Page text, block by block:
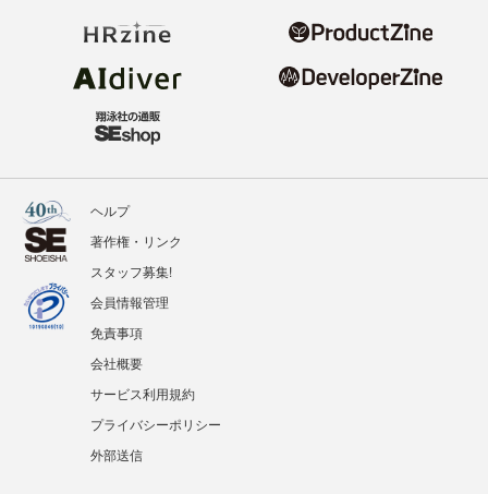
ヘルプ
著作権・リンク
スタッフ募集!
会員情報管理
免責事項
会社概要
サービス利用規約
プライバシーポリシー
外部送信